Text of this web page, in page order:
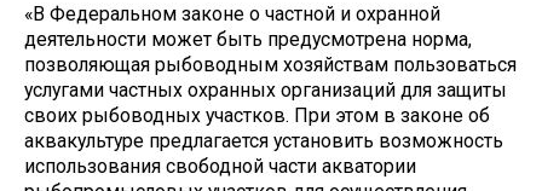
«В Федеральном законе о частной и охранной
деятельности может быть предусмотрена норма,
позволяющая рыбоводным хозяйствам пользоваться
услугами частных охранных организаций для защиты
своих рыбоводных участков. При этом в законе об
аквакультуре предлагается установить возможность
использования свободной части акватории